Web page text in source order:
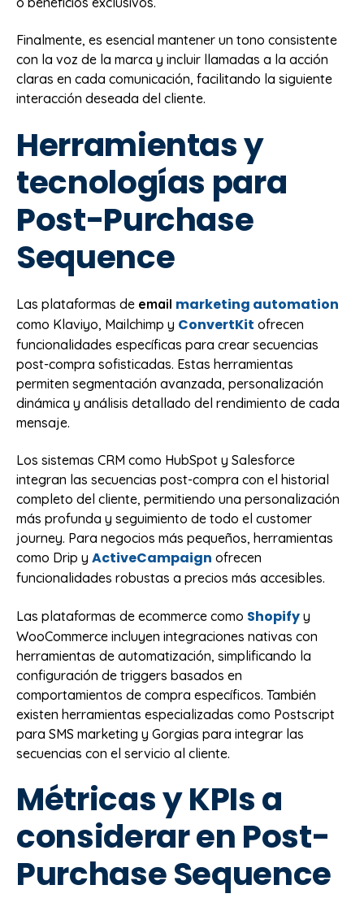
Finalmente, es esencial mantener un tono consistente
con la voz de la marca y incluir llamadas a la acción
claras en cada comunicación, facilitando la siguiente
interacción deseada del cliente.
Herramientas y
tecnologías para
Post-Purchase
Sequence
Las plataformas de email marketing automation
como Klaviyo, Mailchimp y ConvertKit ofrecen
funcionalidades específicas para crear secuencias
post-compra sofisticadas. Estas herramientas
permiten segmentación avanzada, personalización
dinámica y análisis detallado del rendimiento de cada
mensaje.
Los sistemas CRM como HubSpot y Salesforce
integran las secuencias post-compra con el historial
completo del cliente, permitiendo una personalización
más profunda y seguimiento de todo el customer
journey. Para negocios más pequeños, herramientas
como Drip y ActiveCampaign ofrecen
funcionalidades robustas a precios más accesibles.
Las plataformas de ecommerce como Shopify y
WooCommerce incluyen integraciones nativas con
herramientas de automatización, simplificando la
configuración de triggers basados en
comportamientos de compra específicos. También
existen herramientas especializadas como Postscript
para SMS marketing y Gorgias para integrar las
secuencias con el servicio al cliente.
Métricas y KPIs a
considerar en Post-
Purchase Sequence